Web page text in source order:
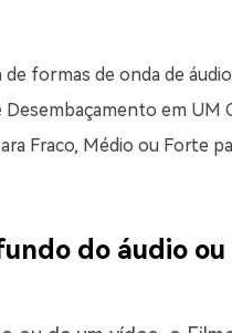
formas de onda de áudio
em UM
Fraco, Médio ou Forte
do áudio